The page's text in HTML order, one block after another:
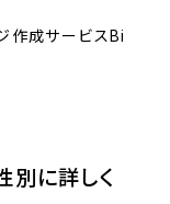
作成サービスBi
別に詳しく